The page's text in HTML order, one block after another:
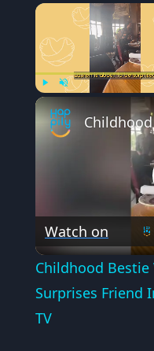
Watch on
Childhood
Surprises Friend
TV